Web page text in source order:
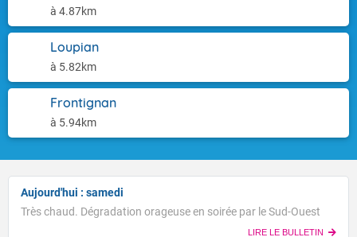
à 4.87km
Loupian
à 5.82km
Frontignan
à 5.94km
Aujourd'hui : samedi
Très chaud. Dégradation orageuse en soirée par le Sud-Ouest
LIRE LE BULLETIN